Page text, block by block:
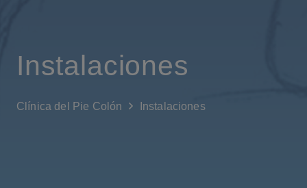
Instalaciones
Clínica del Pie Colón Instalaciones